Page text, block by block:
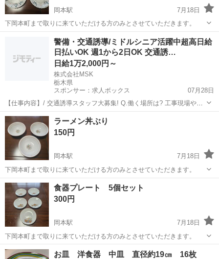
岡本駅
7月18日
下岡本町まで取りに来ていただける方のみとさせていただきます。
宇都宮市 岡本駅 食器
警備・交通誘導/ミドルシニア活躍中超高日給
日払いOK 週1から2日OK 交通誘…
日給1万2,000円～
株式会社MSK
栃木県
スポンサー：求人ボックス
07月28日
【仕事内容】/ 交通誘導スタッフ大募集! Q.働く場所は? 工事現場や駐
車場、イベント会場など。 国際的なスポーツ大会の警備も 行っていま
した! Q.交通誘導スタッフって何するの? 先輩の指示に従って、 看板
やカラーコーンの設置や...
アルバイト・パート
ラーメン丼ぶり
150円
岡本駅
7月18日
下岡本町まで取りに来ていただける方のみとさせていただきます。
栃木 宇都宮市 岡本駅 食器
食器プレート 5個セット
300円
岡本駅
7月18日
下岡本町まで取りに来ていただける方のみとさせていただきます。
栃木 宇都宮市 岡本駅 食器
お皿 洋食器 中皿 直径約19㎝ 16枚